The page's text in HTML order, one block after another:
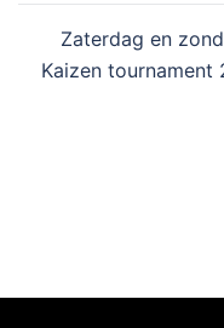
Zaterdag en
Kaizen tournament